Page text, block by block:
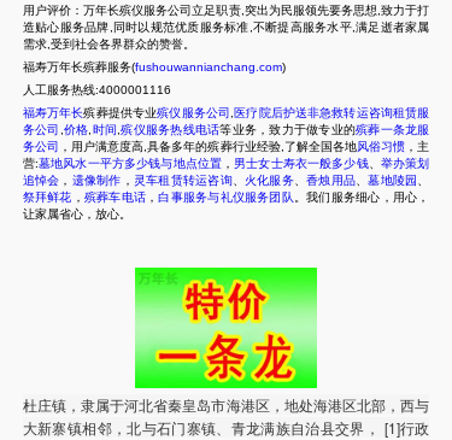
用户评价：万年长殡仪服务公司立足职责,突出为民服领先要务思想,致力于打
造贴心服务品牌,同时以规范优质服务标准,不断提高服务水平,满足逝者家属
需求,受到社会各界群众的赞誉。
福寿万年长殡葬服务(fushouwannianchang.com)
人工服务热线:4000001116
福寿万年长殡葬提供专业殡仪服务公司 医疗院后护送非急救转运咨询租赁服
务公司 价格 时间 殡仪服务热线电话等业务，致力于做专业的殡葬一条龙服
务公司
，用户满意度高,具备多年的殡葬行业经验,了解全国各地风俗习惯 ，主
营:墓地风水一平方多少钱与地点位置 ， 男士女士寿衣一般多少钱、 举办策划
追悼会 ， 遗像制作 ， 灵车租赁转运咨询、 火化服务、香烛用品 、墓地陵园
祭拜鲜花 ， 殡葬车电话 ，白事服务与礼仪服务团队
。我们服务细心，用心，
让家属省心，放心。
杜庄镇，隶属于河北省秦皇岛市海港区，地处海港区北部，西与
大新寨镇相邻，北与石门寨镇、青龙满族自治县交界， [1]行政